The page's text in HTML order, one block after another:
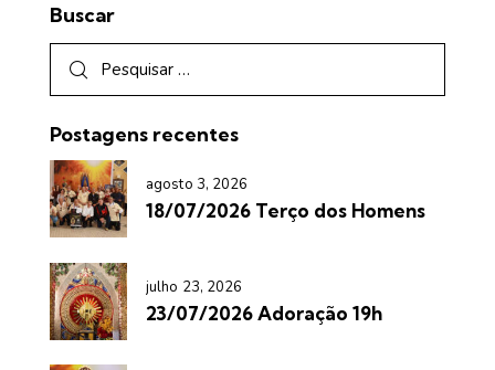
Buscar
Postagens recentes
agosto 3, 2026
18/07/2026 Terço dos Homens
julho 23, 2026
23/07/2026 Adoração 19h